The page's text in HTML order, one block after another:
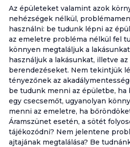
Az épületeket valamint azok
nehézségek nélkül,
használni: be tudunk lépni az
az emeletre probléma nélkül fel
könnyen megtaláljuk a
használjuk a lakásunkat, illetve
berendezéseket. Nem tekintjük
tényezőnek az
be tudunk menni az épületbe,
egy csecsemőt, ugyanolyan
menni az emeletre, ha
Áramszünet esetén, a sötét
tájékozódni? Nem jelentene
ajtajának megtalálása? Be